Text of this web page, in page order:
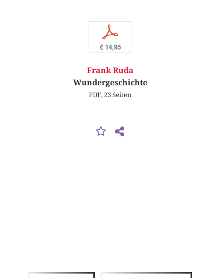
p
€ 14,95
Frank Ruda
Wundergeschichte
PDF, 23 Seiten